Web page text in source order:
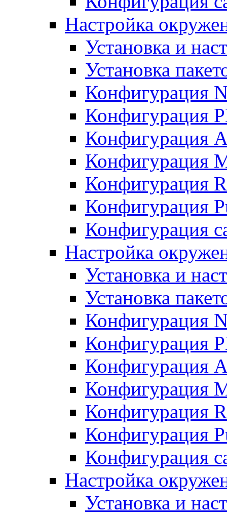
Настройка
Установка и
Установка
Конфигурация
Конфигурация
Конфигурация
Конфигурация
Конфигурация
Конфигурация
Конфигурация
Настройка
Установка и
Установка
Конфигурация
Конфигурация
Конфигурация
Конфигурация
Конфигурация
Конфигурация
Конфигурация
Настройка
Установка и